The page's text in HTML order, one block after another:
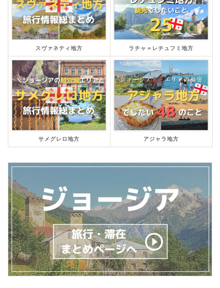
スヴァネティ地方 ラチャ＝レチュフミ地方
サメグレロ地方 アジャラ地方